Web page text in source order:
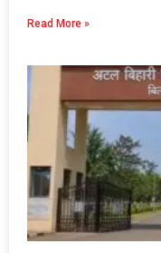
Read More »